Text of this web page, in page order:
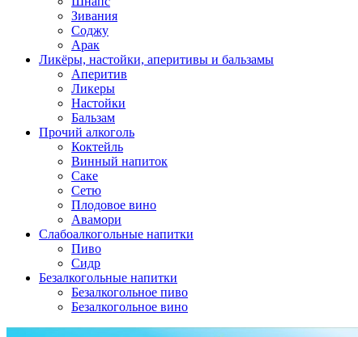
Зивания
Соджу
Арак
Ликёры, настойки, аперитивы и бальзамы
Аперитив
Ликеры
Настойки
Бальзам
Прочий алкоголь
Коктейль
Винный напиток
Саке
Сетю
Плодовое вино
Авамори
Слабоалкогольные напитки
Пиво
Сидр
Безалкогольные напитки
Безалкогольное пиво
Безалкогольное вино